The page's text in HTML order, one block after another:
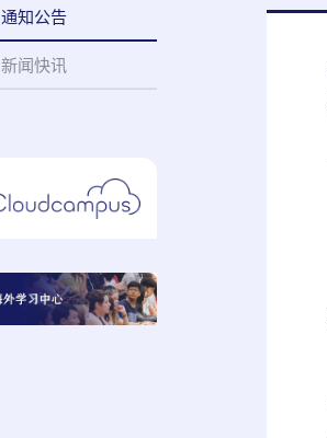
通知公告
新闻快讯